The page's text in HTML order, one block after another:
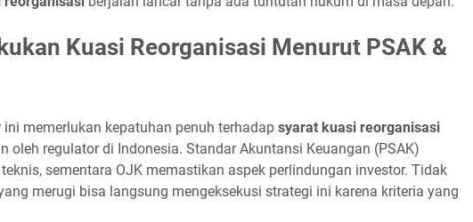
Kuasi Reorganisasi Menurut PSAK &
memerlukan kepatuhan penuh terhadap syarat kuasi reorganisasi
oleh regulator di Indonesia. Standar Akuntansi Keuangan (PSAK)
sementara OJK memastikan aspek perlindungan investor. Tidak
merugi bisa langsung mengeksekusi strategi ini karena kriteria yang